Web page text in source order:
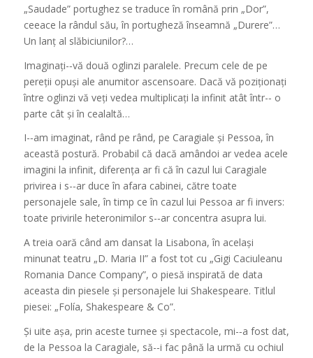
„Saudade” portughez se traduce în română prin „Dor”,
ceeace la rândul său, în portugheză înseamnă „Durere”…
Un lanț al slăbiciunilor?…
Imaginați-­‐vă două oglinzi paralele. Precum cele de pe
pereții opuși ale anumitor ascensoare. Dacă vă poziționați
între oglinzi vă veți vedea multiplicați la infinit atât într-­‐ o
parte cât și în cealaltă…
I-­‐am imaginat, rând pe rând, pe Caragiale și Pessoa, în
această postură. Probabil că dacă amândoi ar vedea acele
imagini la infinit, diferența ar fi că în cazul lui Caragiale
privirea i s-­‐ar duce în afara cabinei, către toate
personajele sale, în timp ce în cazul lui Pessoa ar fi invers:
toate privirile heteronimilor s-­‐ar concentra asupra lui.
A treia oară când am dansat la Lisabona, în același
minunat teatru „D. Maria II” a fost tot cu „Gigi Caciuleanu
Romania Dance Company”, o piesă inspirată de data
aceasta din piesele și personajele lui Shakespeare. Titlul
piesei: „Folía, Shakespeare & Co”.
Și uite așa, prin aceste turnee și spectacole, mi-­‐a fost dat,
de la Pessoa la Caragiale, să-­‐i fac până la urmă cu ochiul